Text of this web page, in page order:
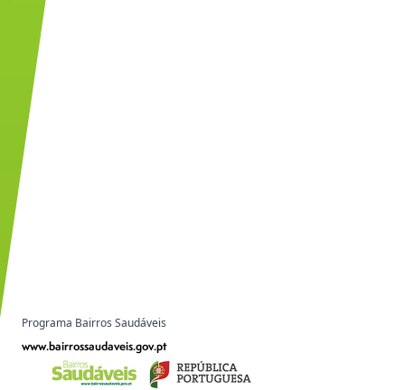
Programa Bairros Saudáveis
www.bairrossaudaveis.gov.pt